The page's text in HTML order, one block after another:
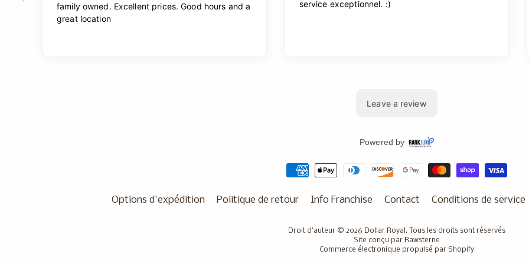
Options d'expédition Politique de retour Info Franchise Contact Conditions de service
Droit d'auteur © 2026 Dollar Royal . Tous les droits sont réservés
Site conçu par Rawsterne
Commerce électronique propulsé par Shopify